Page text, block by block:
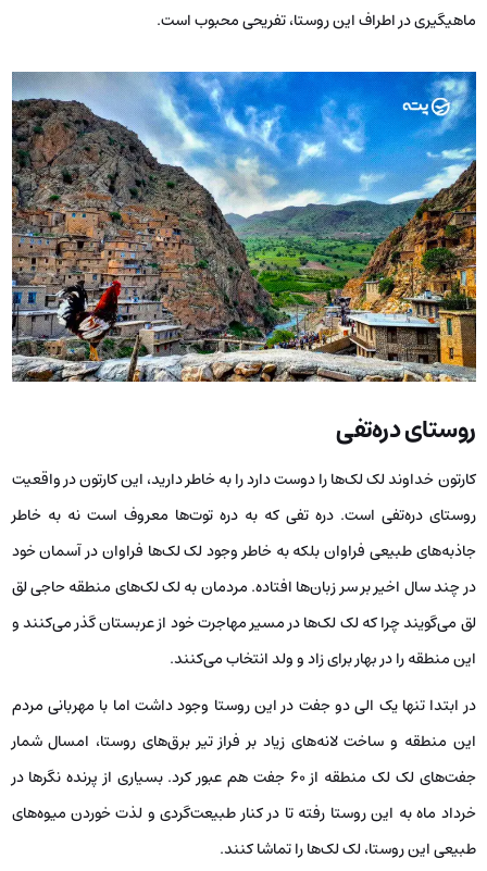
ماهیگیری در اطراف این روستا، تفریحی محبوب است.
روستایدره‌تفی
کارتون خداوند لک لک‌ها را دوست دارد را به خاطر دارید، این کارتون در واقعیت
روستای دره‌تفی است. دره تفی که به دره توت‌ها معروف است نه به خاطر
جاذبه‌های طبیعی فراوان بلکه به خاطر وجود لک لک‌ها فراوان در آسمان خود
در چند سال اخیر بر سر زبان‌ها افتاده. مردمان به لک لک‌های منطقه حاجی لق
لق می‌گویند چرا که لک لک‌ها در مسیر مهاجرت خود از عربستان گذر می‌کنند و
این منطقه را در بهار برای زاد و ولد انتخاب می‌کنند.
در ابتدا تنها یک الی دو جفت در این روستا وجود داشت اما با مهربانی مردم
این منطقه و ساخت لانه‌های زیاد بر فراز تیر برق‌های روستا، امسال شمار
جفت‌های لک لک منطقه از ۶۰ جفت هم عبور کرد. بسیاری از پرنده نگرها در
خرداد ماه به این روستا رفته تا در کنار طبیعت‌گردی و لذت خوردن میوه‌های
طبیعی این روستا، لک لک‌ها را تماشا کنند.